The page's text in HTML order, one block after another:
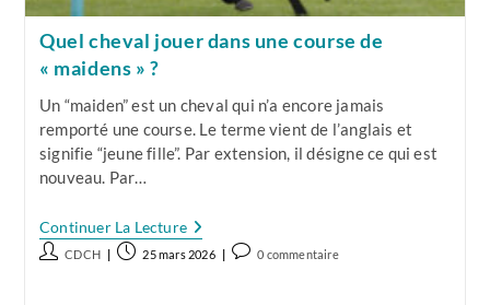
Quel cheval jouer dans une course de
« maidens » ?
Un “maiden” est un cheval qui n’a encore jamais
remporté une course. Le terme vient de l’anglais et
signifie “jeune fille”. Par extension, il désigne ce qui est
nouveau. Par…
Continuer La LectureQuel
Cheval
Jouer
Auteur/autrice
CDCH
Publication
25 mars 2026
Commentaires
0 commentaire